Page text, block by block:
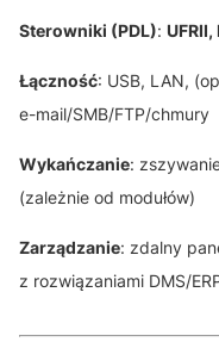
Sterowniki (PDL):
Łączność: USB, LAN,
e-mail/SMB/FTP/chmury
Wykańczanie:
(zależnie od modułów)
Zarządzanie: zdalny
z rozwiązaniami DMS/